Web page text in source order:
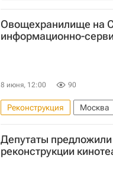
Овощехранилище на
информационно-
8 июня, 12:00 90
Реконструкция Москва
Монастыри
Депутаты
реконструкции